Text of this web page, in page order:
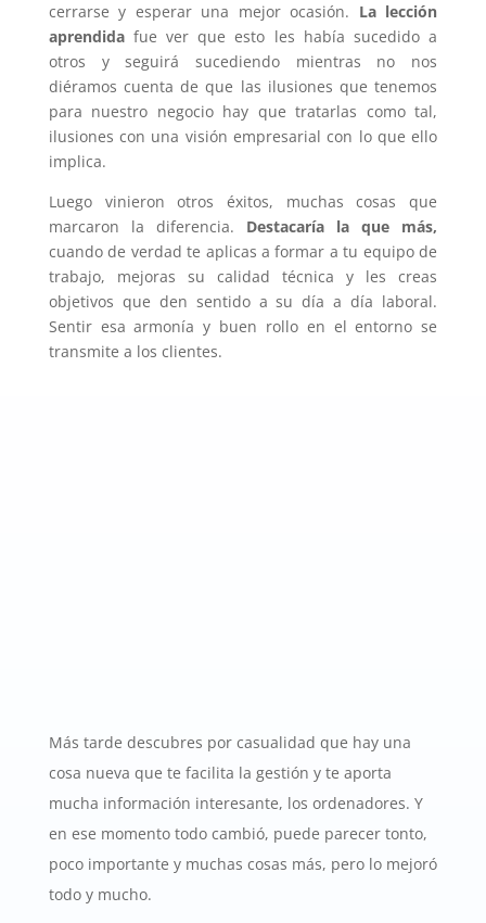
cerrarse y esperar una mejor ocasión. La lección
aprendidafue ver que esto les había sucedido a
otros y seguirá sucediendo mientras no nos
diéramos cuenta de que las ilusiones que tenemos
para nuestro negocio hay que tratarlas como tal,
ilusiones con una visión empresarial con lo que ello
implica.
Luego vinieron otros éxitos, muchas cosas que
marcaron la diferencia. Destacaría la que más,
cuando de verdad te aplicas a formar a tu equipo de
trabajo, mejoras su calidad técnica y les creas
objetivos que den sentido a su día a día laboral.
Sentir esa armonía y buen rollo en el entorno se
transmite a los clientes.
Más tarde descubres por casualidad que hay una
cosa nueva que te facilita la gestión y te aporta
mucha información interesante, los ordenadores. Y
en ese momento todo cambió, puede parecer tonto,
poco importante y muchas cosas más, pero lo mejoró
todo y mucho.